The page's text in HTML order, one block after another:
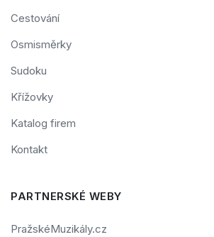
Cestování
Osmisměrky
Sudoku
Křížovky
Katalog firem
Kontakt
PARTNERSKÉ WEBY
PražskéMuzikály.cz